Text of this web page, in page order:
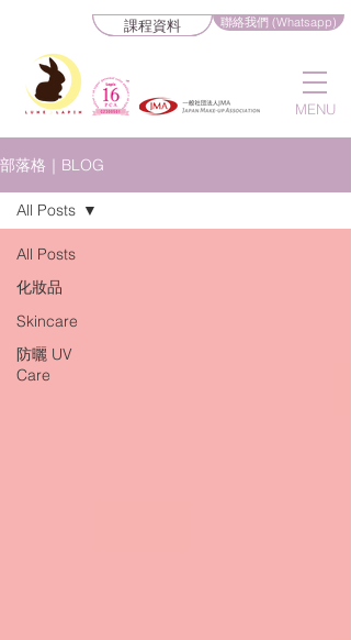
課程資料 聯絡我們 (Whatsapp)
MENU
部落格｜BLOG
All Posts
化妝品
Skincare
防曬 UV
Care
All Posts